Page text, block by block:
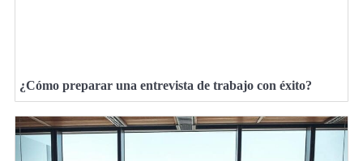
¿Cómo preparar una entrevista de trabajo con éxito?